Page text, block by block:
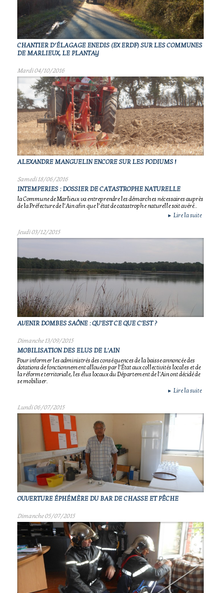
CHANTIER D’ÉLAGAGE ENEDIS (EX ERDF) SUR LES COMMUNES
DE MARLIEUX, LE PLANTAY
Mardi 04/10/2016
ALEXANDRE MANGUELIN ENCORE SUR LES PODIUMS !
Samedi 18/06/2016
INTEMPERIES : DOSSIER DE CATASTROPHE NATURELLE
la Commune de Marlieux va entreprendre les démarches nécessaires auprès
de la Préfecture de l’Ain afin que l’état de catastrophe naturelle soit avéré..
► Lire la suite
Jeudi 03/12/2015
AVENIR DOMBES SAÔNE : QU'EST CE QUE C'EST ?
Dimanche 13/09/2015
MOBILISATION DES ELUS DE L'AIN
Pour informer les administrés des conséquences de la baisse annoncée des
dotations de fonctionnement allouées par l’État aux collectivités locales et de
la réforme territoriale, les élus locaux du Département de l'Ain ont décidé de
se mobiliser.
► Lire la suite
Lundi 06/07/2015
OUVERTURE ÉPHÉMÈRE DU BAR DE CHASSE ET PÊCHE
Dimanche 05/07/2015